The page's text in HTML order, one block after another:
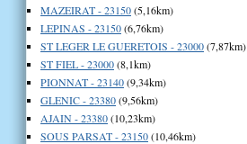
MAZEIRAT - 23150(5,16km)
LEPINAS - 23150(6,76km)
ST LEGER LE GUERETOIS - 23000(7,87km)
ST FIEL - 23000(8,1km)
PIONNAT - 23140(9,34km)
GLENIC - 23380(9,56km)
AJAIN - 23380(10,23km)
SOUS PARSAT - 23150(10,46km)